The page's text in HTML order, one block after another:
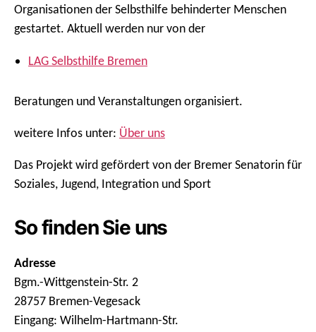
Organisationen der Selbsthilfe behinderter Menschen
gestartet. Aktuell werden nur von der
LAG Selbsthilfe Bremen
Beratungen und Veranstaltungen organisiert.
weitere Infos unter: Über uns
Das Projekt wird gefördert von der Bremer Senatorin für
Soziales, Jugend, Integration und Sport
So finden Sie uns
Adresse
Bgm.-Wittgenstein-Str. 2
28757 Bremen-Vegesack
Eingang: Wilhelm-Hartmann-Str.